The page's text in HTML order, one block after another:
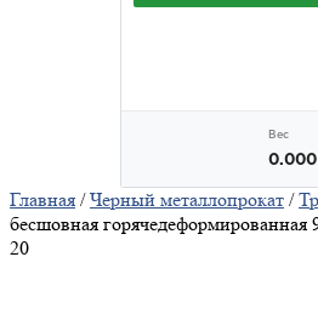
Главная /Черный металлопрокат /
бесшовная горячедеформированная
20